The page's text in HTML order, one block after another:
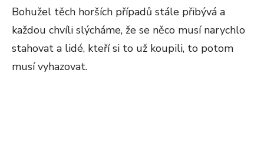
Bohužel těch horších případů stále přibývá a
každou chvíli slýcháme, že se něco musí narychlo
stahovat a lidé, kteří si to už koupili, to potom
musí vyhazovat.